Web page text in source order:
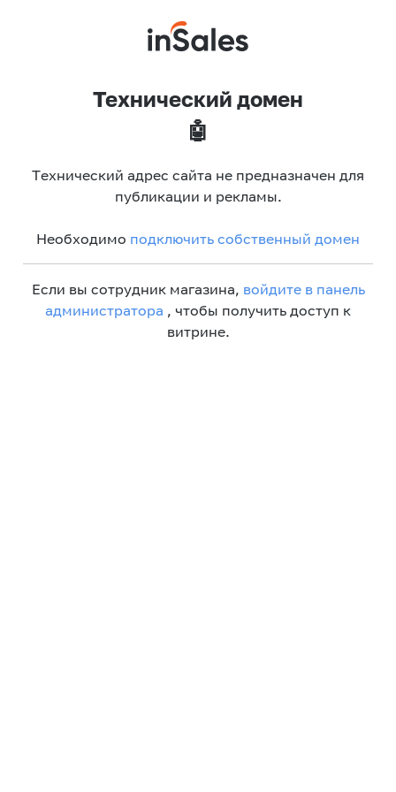
Технический домен
🤖
Технический адрес сайта не предназначен для
публикации и рекламы.
Необходимо подключить собственный домен
Если вы сотрудник магазина, войдите в панель
администратора , чтобы получить доступ к
витрине.